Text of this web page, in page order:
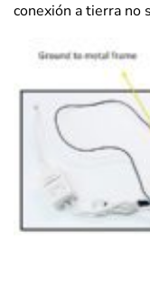
conexión a tierra no